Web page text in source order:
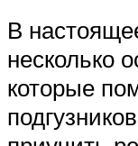
В
несколько
которые